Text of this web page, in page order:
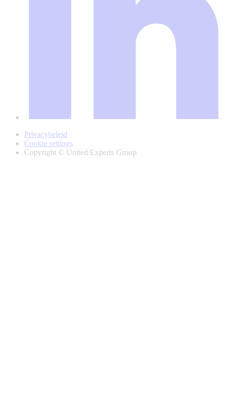
Privacybeleid
Cookie settings
Copyright © United Experts Group